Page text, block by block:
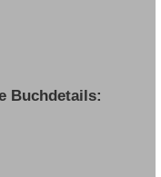
Buchdetails: